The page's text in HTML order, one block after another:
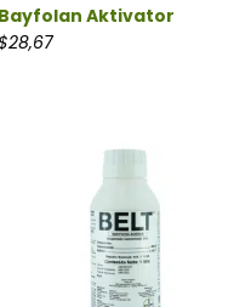
Bayfolan Aktivator
28,67